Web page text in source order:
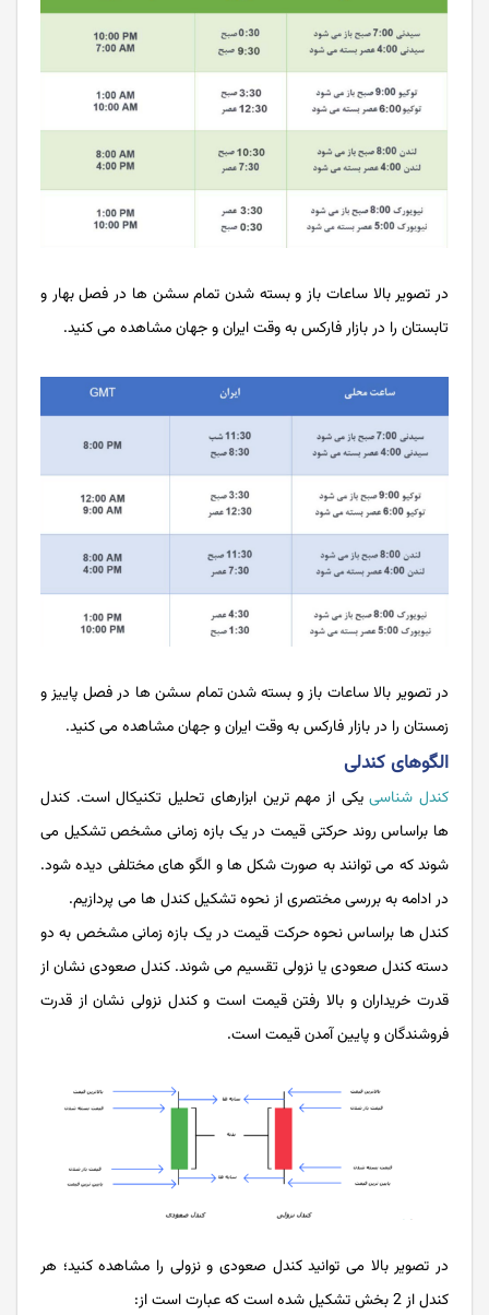
در تصویر بالا ساعات باز و بسته شدن تمام سشن ها در فصل بهار و
تابستان را در بازار فارکس به وقت ایران و جهان مشاهده می کنید.
در تصویر بالا ساعات باز و بسته شدن تمام سشن ها در فصل پاییز و
زمستان را در بازار فارکس به وقت ایران و جهان مشاهده می کنید.
الگوهای کندلی
کندل شناسییکی از مهم ترین ابزارهای تحلیل تکنیکال است. کندل
ها براساس روند حرکتی قیمت در یک بازه زمانی مشخص تشکیل می
شوند که می توانند به صورت شکل ها و الگو های مختلفی دیده شود.
در ادامه به بررسی مختصری از نحوه تشکیل کندل ها می پردازیم.
کندل ها براساس نحوه حرکت قیمت در یک بازه زمانی مشخص به دو
دسته کندل صعودی یا نزولی تقسیم می شوند. کندل صعودی نشان از
قدرت خریداران و بالا رفتن قیمت است و کندل نزولی نشان از قدرت
فروشندگان و پایین آمدن قیمت است.
در تصویر بالا می توانید کندل صعودی و نزولی را مشاهده کنید؛ هر
کندل از 2 بخش تشکیل شده است که عبارت است از: